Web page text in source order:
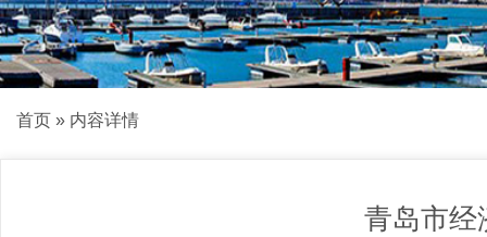
首页 » 内容详情
青岛市经